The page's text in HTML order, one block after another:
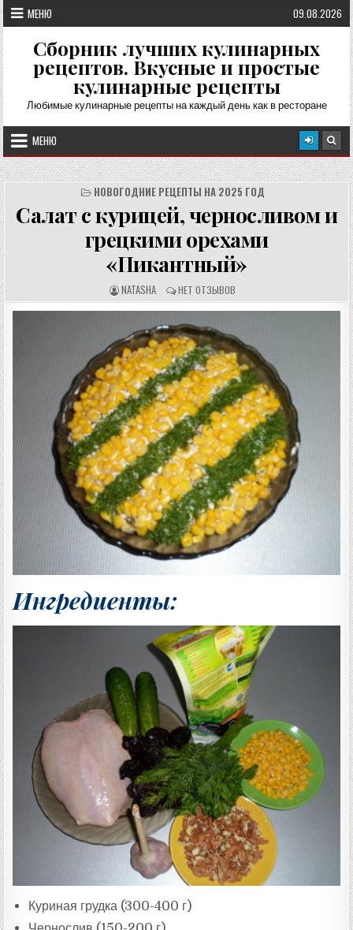
Перейти
к
содержимому
МЕНЮ 09.08.2026
Сборник лучших кулинарных
рецептов. Вкусные и простые
кулинарные рецепты
Любимые кулинарные рецепты на каждый день как в ресторане
МЕНЮ
НОВОГОДНИЕ РЕЦЕПТЫ НА 2025 ГОД
Салат с курицей, черносливом и
грецкими орехами
«Пикантный»
А
В
Т
Р
Е
Ц
Е
П
Т
А
:
NATASHA О
Т
З
В
Ы
:
НЕТ ОТЗЫВОВ
Ингредиенты:
Куриная грудка (300-400 г)